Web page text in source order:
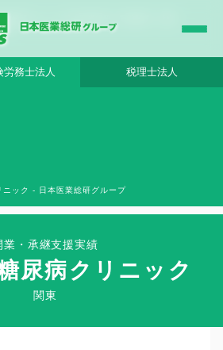
業総研グループ |日本医業総研｜医院開業・承継・
発
労務士法人 税理士法人
業・承継支援実績
尿病クリニック
関東
ニック - 日本医業総研グループ